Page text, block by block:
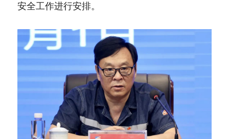
安全工作进行安排。